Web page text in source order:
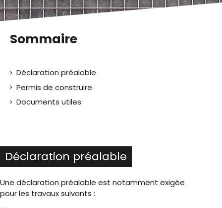
Sommaire
Déclaration préalable
Permis de construire
Documents utiles
Déclaration préalable
Une déclaration préalable est notamment exigée
pour les travaux suivants :